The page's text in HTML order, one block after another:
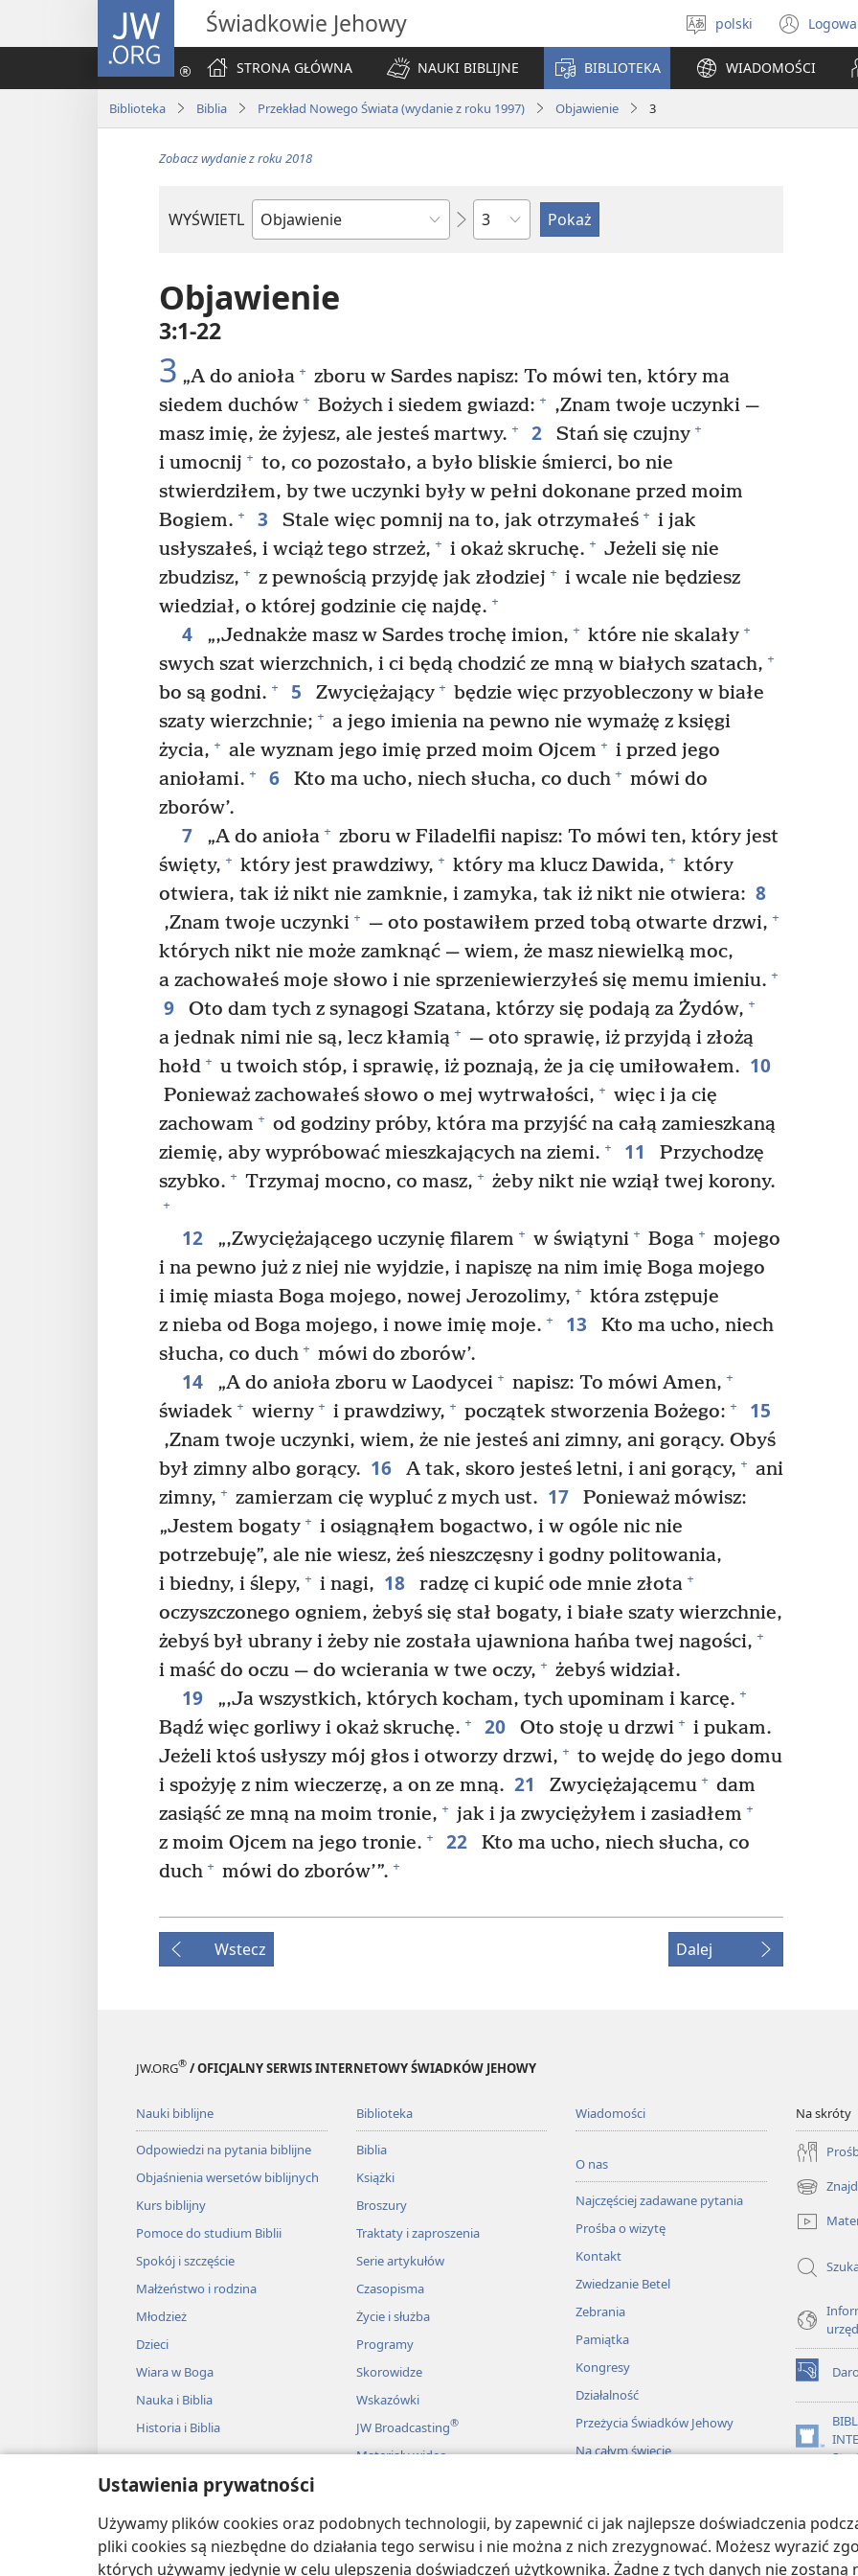
Ustawienia prywatności
Używamy plików cookies oraz podobnych technologii, by zapewnić ci jak najlepsze doświadczenia
pliki cookies są niezbędne do działania tego serwisu i nie można z nich zrezygnować. Możesz wyrazić
których używamy jedynie w celu ulepszenia doświadczeń użytkownika. Żadne z tych danych nie zostaną
JW.ORG Świadkowie Jehowy
Wybór
języka
polski
new
STRONA GŁÓWNA
NAUKI BIBLIJNE BIBLIOTEKA WIADOMOŚCI
Biblioteka Biblia Przekład Nowego Świata (wydanie z roku 1997) Objawienie 3
Zobacz wydanie z roku 2018
WYŚWIETL
według
biblijnych
według
rozdziałów
Objawienie
3:1-22
3 „A do anioła + zboru w Sardes napisz: To mówi ten, który ma
siedem duchów + Bożych i siedem gwiazd: + ‚Znam twoje uczynki —
masz imię, że żyjesz, ale jesteś martwy. + 2 Stań się czujny +
i umocnij + to, co pozostało, a było bliskie śmierci, bo nie
stwierdziłem, by twe uczynki były w pełni dokonane przed moim
Bogiem. + 3 Stale więc pomnij na to, jak otrzymałeś + i jak
usłyszałeś, i wciąż tego strzeż, + i okaż skruchę. + Jeżeli się nie
zbudzisz, + z pewnością przyjdę jak złodziej + i wcale nie będziesz
wiedział, o której godzinie cię najdę. +
4 „‚Jednakże masz w Sardes trochę imion, + które nie skalały +
swych szat wierzchnich, i ci będą chodzić ze mną w białych szatach, +
bo są godni. + 5 Zwyciężający + będzie więc przyobleczony w białe
szaty wierzchnie; + a jego imienia na pewno nie wymażę z księgi
życia, + ale wyznam jego imię przed moim Ojcem + i przed jego
aniołami. + 6 Kto ma ucho, niech słucha, co duch + mówi do
zborów’.
7 „A do anioła + zboru w Filadelfii napisz: To mówi ten, który jest
święty, + który jest prawdziwy, + który ma klucz Dawida, + który
otwiera, tak iż nikt nie zamknie, i zamyka, tak iż nikt nie otwiera: 8
‚Znam twoje uczynki + — oto postawiłem przed tobą otwarte drzwi, +
których nikt nie może zamknąć — wiem, że masz niewielką moc,
a zachowałeś moje słowo i nie sprzeniewierzyłeś się memu imieniu. +
9 Oto dam tych z synagogi Szatana, którzy się podają za Żydów, +
a jednak nimi nie są, lecz kłamią + — oto sprawię, iż przyjdą i złożą
hołd + u twoich stóp, i sprawię, iż poznają, że ja cię umiłowałem. 10
Ponieważ zachowałeś słowo o mej wytrwałości, + więc i ja cię
zachowam + od godziny próby, która ma przyjść na całą zamieszkaną
ziemię, aby wypróbować mieszkających na ziemi. + 11
Przychodzę
szybko. + Trzymaj mocno, co masz, + żeby nikt nie wziął twej korony.
+
12 „‚Zwyciężającego uczynię filarem + w świątyni + Boga + mojego
i na pewno już z niej nie wyjdzie, i napiszę na nim imię Boga mojego
i imię miasta Boga mojego, nowej Jerozolimy, + która zstępuje
z nieba od Boga mojego, i nowe imię moje. + 13
Kto ma ucho, niech
słucha, co duch + mówi do zborów’.
14 „A do anioła zboru w Laodycei + napisz: To mówi Amen, +
świadek + wierny + i prawdziwy, + początek stworzenia Bożego: + 15
‚Znam twoje uczynki, wiem, że nie jesteś ani zimny, ani gorący. Obyś
był zimny albo gorący. 16 A tak, skoro jesteś letni, i ani gorący, + ani
zimny, + zamierzam cię wypluć z mych ust. 17
Ponieważ mówisz:
„Jestem bogaty + i osiągnąłem bogactwo, i w ogóle nic nie
potrzebuję”, ale nie wiesz, żeś nieszczęsny i godny politowania,
i biedny, i ślepy, + i nagi, 18 radzę ci kupić ode mnie złota +
oczyszczonego ogniem, żebyś się stał bogaty, i białe szaty wierzchnie,
żebyś był ubrany i żeby nie została ujawniona hańba twej nagości, +
i maść do oczu — do wcierania w twe oczy, + żebyś widział.
19 „‚Ja wszystkich, których kocham, tych upominam i karcę. +
Bądź więc gorliwy i okaż skruchę. + 20 Oto stoję u drzwi + i pukam.
Jeżeli ktoś usłyszy mój głos i otworzy drzwi, + to wejdę do jego domu
i spożyję z nim wieczerzę, a on ze mną. 21 Zwyciężającemu + dam
zasiąść ze mną na moim tronie, + jak i ja zwyciężyłem i zasiadłem +
z moim Ojcem na jego tronie. + 22
Kto ma ucho, niech słucha, co
duch + mówi do zborów’”. +
Wstecz Dalej
JW.ORG® / OFICJALNY SERWIS INTERNETOWY ŚWIADKÓW JEHOWY
Nauki biblijne
Odpowiedzi na pytania biblijne
Objaśnienia wersetów biblijnych
Kurs biblijny
Pomoce do studium Biblii
Spokój i szczęście
Małżeństwo i rodzina
Młodzież
Dzieci
Wiara w Boga
Nauka i Biblia
Historia i Biblia
Biblioteka
Biblia
Książki
Broszury
Traktaty i zaproszenia
Serie artykułów
Czasopisma
Życie i służba
Programy
Skorowidze
Wskazówki
JW Broadcasting®
Materiały wideo
Adaptacje dźwiękowe Biblii
Wiadomości
O nas
Najczęściej zadawane pytania
Prośba o wizytę
Kontakt
Zwiedzanie Betel
Zebrania
Pamiątka
Kongresy
Działalność
Przeżycia Świadków Jehowy
Na całym świecie
Na skróty
(opens
new
window)
(opens
new
window)
(opens